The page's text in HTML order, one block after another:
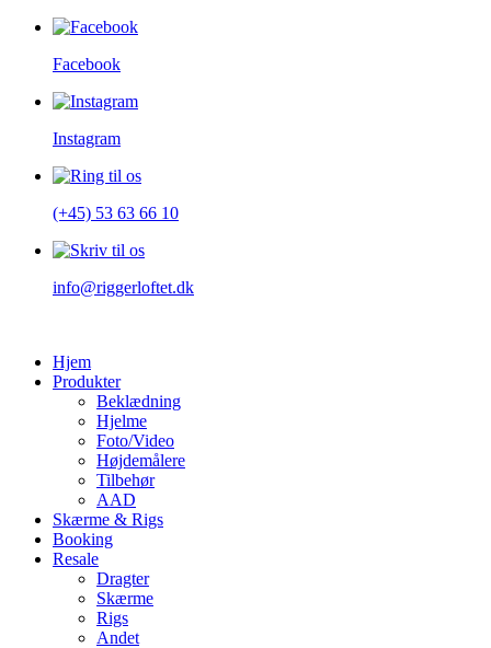
Facebook
Instagram
(+45) 53 63 66 10
info@riggerloftet.dk
Hjem
Produkter
Beklædning
Hjelme
Foto/Video
Højdemålere
Tilbehør
AAD
Skærme & Rigs
Booking
Resale
Dragter
Skærme
Rigs
Andet